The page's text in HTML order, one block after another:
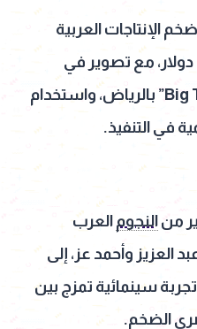
الإنتاجات العربية
بنحو 40 مليون دولار، مع تصوير في
استوديوهات “الحصن Big Time” بالرياض، واستخدام
في التنفيذ.
من النجوم العرب
العزيز وأحمد عز، إلى
سينمائية تمزج بين
الضخم.